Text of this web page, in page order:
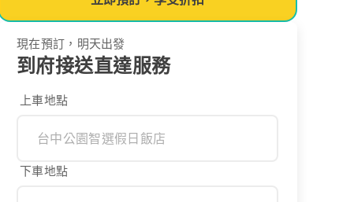
現在預訂，明天出發
到府接送直達服務
上車地點
下車地點